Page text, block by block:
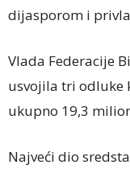
dijasporom i
Vlada Federacije
usvojila tri odluke
ukupno 19,3
Najveći dio